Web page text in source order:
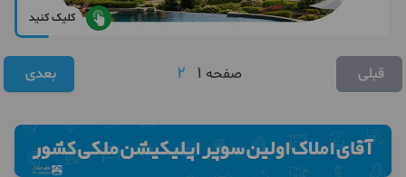
کلیک کنید
قبلی صفحه 1
2 بعدی